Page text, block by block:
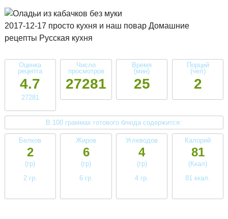
2017-12-17 просто кухня и наш повар Домашние
рецепты Русская кухня
Оценка
рецепта
4.7
27281
Число
просмотров
27281
Время
(мин)
25
Порций
(чел)
2
В 100 граммах готового блюда содержится:
Белков
2
(гр)
2 гр.
Жиров
6
(гр)
6 гр.
Углеводов
4
(гр)
4 гр.
Калорий
81
(Ккал)
81 ккал.